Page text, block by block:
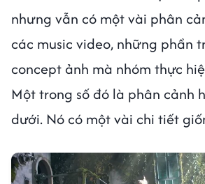
nhưng vẫn có một vài phân
các music video, những phần
concept ảnh mà nhóm thực
Một trong số đó là phân cảnh
dưới. Nó có một vài chi tiết